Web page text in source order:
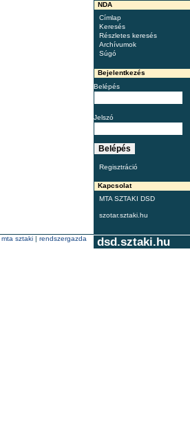
NDA
Címlap
Keresés
Részletes keresés
Archívumok
Súgó
Bejelentkezés
Belépés
Jelszó
Regisztráció
Kapcsolat
MTA SZTAKI DSD
szotar.sztaki.hu
dsd.sztaki.hu
mta sztaki | rendszergazda